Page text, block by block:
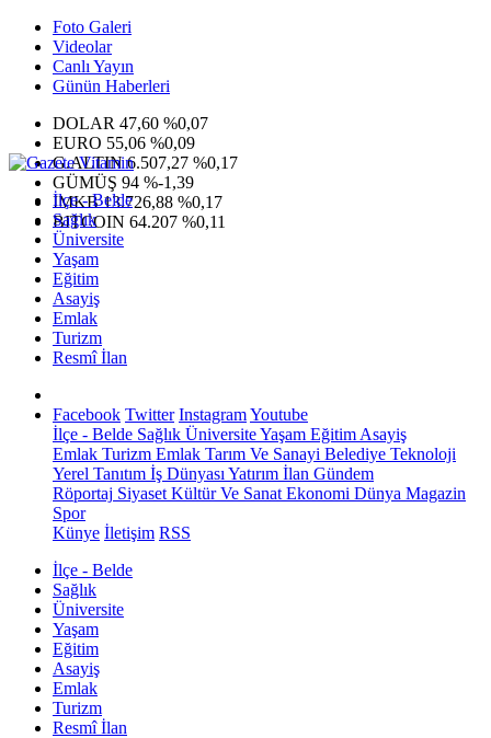
Foto Galeri
Videolar
Canlı Yayın
Günün Haberleri
DOLAR 47,60 %0,07
EURO 55,06 %0,09
G.ALTIN6.507,27 %0,17
GÜMÜŞ 94 %-1,39
IMKB13.726,88 %0,17
BITCOIN 64.207 %0,11
İlçe - Belde
Sağlık
Üniversite
Yaşam
Eğitim
Asayiş
Emlak
Turizm
Resmî İlan
Facebook Twitter InstagramYoutube
İlçe - Belde Sağlık ÜniversiteYaşam Eğitim Asayiş
Emlak Turizm Emlak Tarım Ve Sanayi Belediye Teknoloji
Yerel Tanıtım İş Dünyası Yatırım İlan Gündem
Röportaj Siyaset Kültür Ve Sanat Ekonomi Dünya Magazin
Spor
Künye İletişim RSS
İlçe - Belde
Sağlık
Üniversite
Yaşam
Eğitim
Asayiş
Emlak
Turizm
Resmî İlan